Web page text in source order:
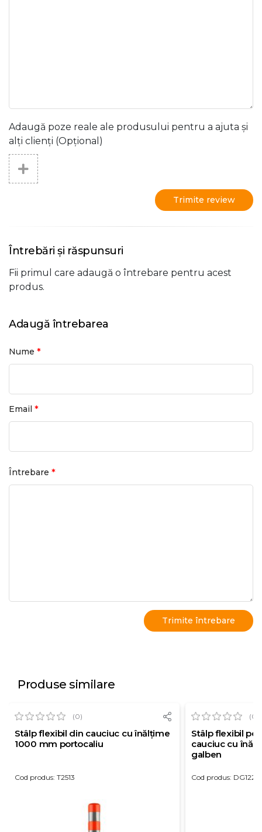
Adaugă poze reale ale produsului pentru a ajuta și
alți clienți (Opțional)
Trimite review
Întrebări și răspunsuri
Fii primul care adaugă o întrebare pentru acest
produs.
Adaugă întrebarea
Nume *
Email *
Întrebare *
Produse similare
(0)
Stâlp flexibil din cauciuc cu înălțime
1000 mm portocaliu
Cod produs: T2513
(0)
Stâlp flexibil
cauciuc cu
galben
Cod produs: DG12241